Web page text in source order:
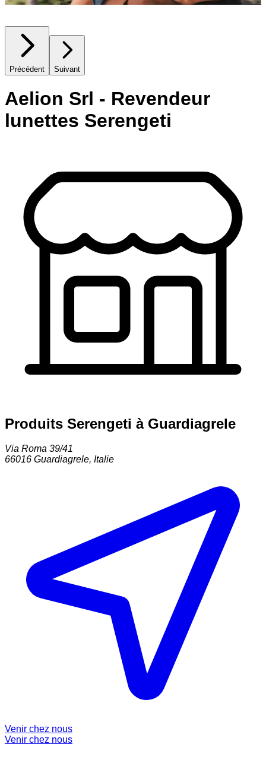
Précédent Suivant
Aelion Srl - Revendeur
lunettes Serengeti
Produits Serengeti à Guardiagrele
Via Roma 39/41
66016 Guardiagrele, Italie
Venir chez nous
Venir chez nous